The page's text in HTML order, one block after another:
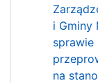
i Gminy
sprawie
na